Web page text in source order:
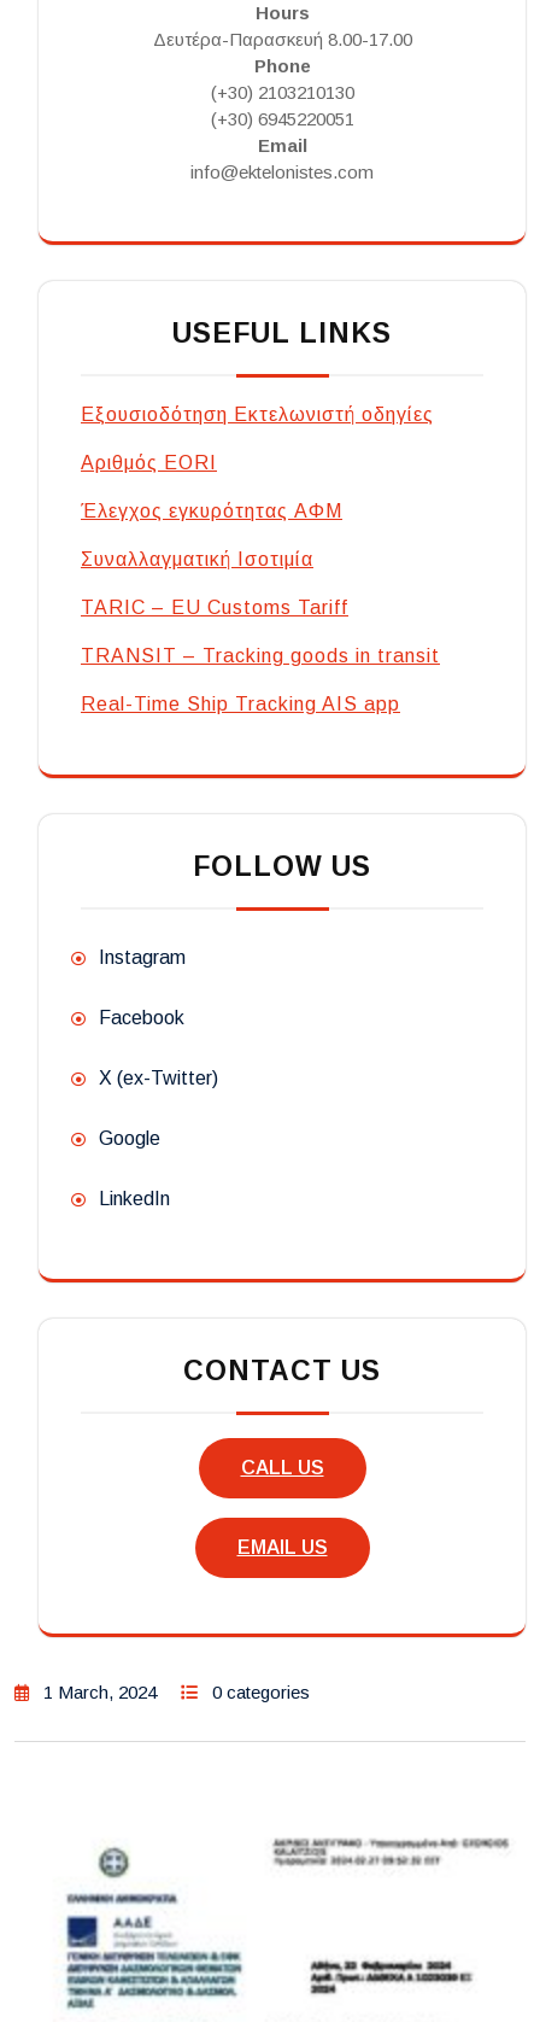
Hours
Δευτέρα-Παρασκευή 8.00-17.00
Phone
(+30) 2103210130
(+30) 6945220051
Email
info@ektelonistes.com
USEFUL LINKS
Εξουσιοδότηση Εκτελωνιστή οδηγίες
Αριθμός EORI
Έλεγχος εγκυρότητας ΑΦΜ
Συναλλαγματική Ισοτιμία
TARIC – EU Customs Tariff
TRANSIT – Tracking goods in transit
Real-Time Ship Tracking AIS app
FOLLOW US
Instagram
Facebook
X (ex-Twitter)
Google
LinkedIn
CONTACT US
CALL US
EMAIL US
1 March, 2024 0 categories